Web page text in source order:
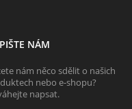
NÁM
nám něco sdělit o našich
nebo e-shopu?
napsat.